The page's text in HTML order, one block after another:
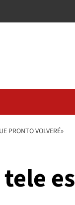
PRONTO VOLVERÉ»